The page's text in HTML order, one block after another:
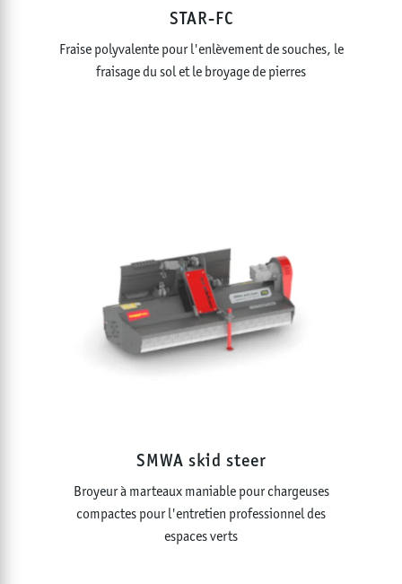
STAR-FC
Fraise polyvalente pour l'enlèvement de souches, le
fraisage du sol et le broyage de pierres
SMWA skid steer
Broyeur à marteaux maniable pour chargeuses
compactes pour l'entretien professionnel des
espaces verts